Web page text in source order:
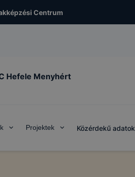
Centrum
Hefele Menyhért
Projektek Közérdekű adatok